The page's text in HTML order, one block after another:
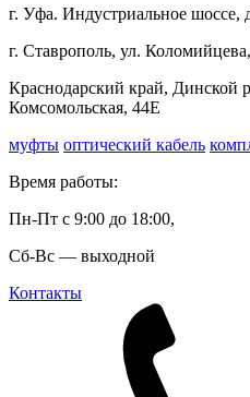
г. Уфа. Индустриальное шоссе,
г. Ставрополь, ул.
Краснодарский край, Динской
Комсомольская, 44Е
муфты оптический кабель
Время работы:
Пн-Пт с 9:00 до 18:00,
Сб-Вс — выходной
Контакты